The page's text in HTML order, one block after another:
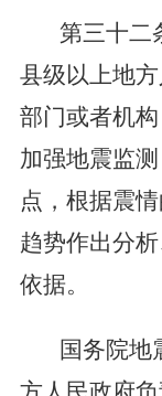
第三十二
县级以上地
部门或者机
加强地震监
点，根据震
趋势作出分
依据。
国务院地